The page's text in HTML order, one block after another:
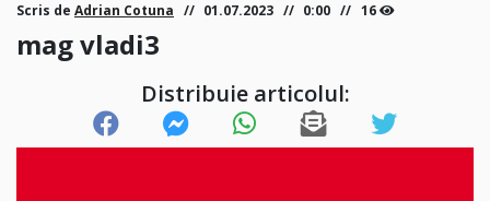
Scris de Adrian Cotuna 01.07.2023 0:00 16
mag vladi3
Distribuie articolul: